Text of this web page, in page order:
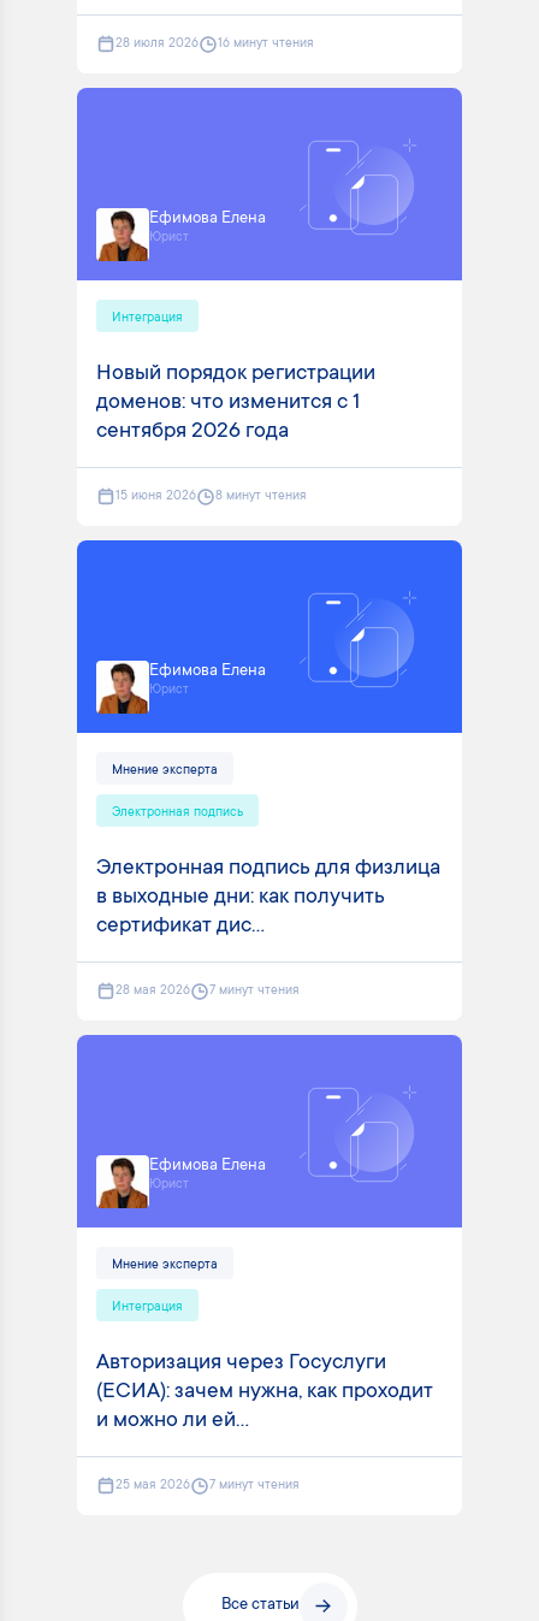
28 июля 2026 16 минут чтения
Ефимова Елена
Юрист
Интеграция
Новый порядок регистрации
доменов: что изменится с 1
сентября 2026 года
15 июня 2026 8 минут чтения
Ефимова Елена
Юрист
Мнение эксперта
Электронная подпись
Электронная подпись для физлица
в выходные дни: как получить
сертификат дис...
28 мая 2026 7 минут чтения
Ефимова Елена
Юрист
Мнение эксперта
Интеграция
Авторизация через Госуслуги
(ЕСИА): зачем нужна, как проходит
и можно ли ей...
25 мая 2026 7 минут чтения
Все статьи